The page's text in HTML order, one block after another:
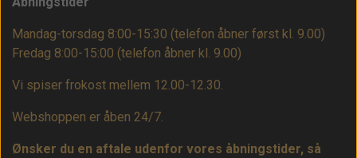
Mandag-torsdag 8:00-15:30 (telefon åbner først kl. 9.00)
Fredag 8:00-15:00 (telefon åbner kl. 9.00)
Vi spiser frokost mellem 12.00-12.30.
Webshoppen er åben 24/7.
Ønsker du en aftale udenfor vores åbningstider, så